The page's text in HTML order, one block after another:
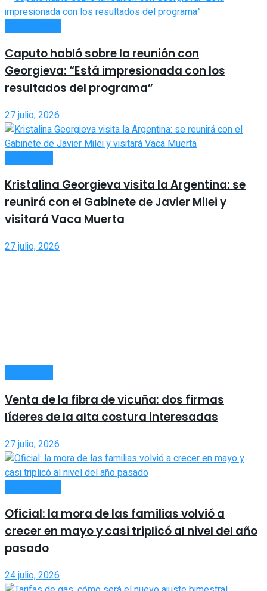
Caputo habló sobre la reunión con
Georgieva: “Está impresionada con los
resultados del programa”
27 julio, 2026
Kristalina Georgieva visita la Argentina: se
reunirá con el Gabinete de Javier Milei y
visitará Vaca Muerta
27 julio, 2026
Venta de la fibra de vicuña: dos firmas
líderes de la alta costura interesadas
27 julio, 2026
Oficial: la mora de las familias volvió a
crecer en mayo y casi triplicó al nivel del año
pasado
24 julio, 2026